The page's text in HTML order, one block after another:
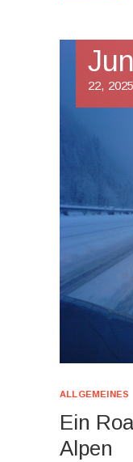
22, 2025
ALLGEMEINES
Ein
Alpen